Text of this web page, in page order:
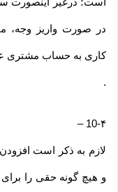
کاری به حساب مشتری
.
10-۴ –
لازم به ذکر است
و هیچ گونه حقی را